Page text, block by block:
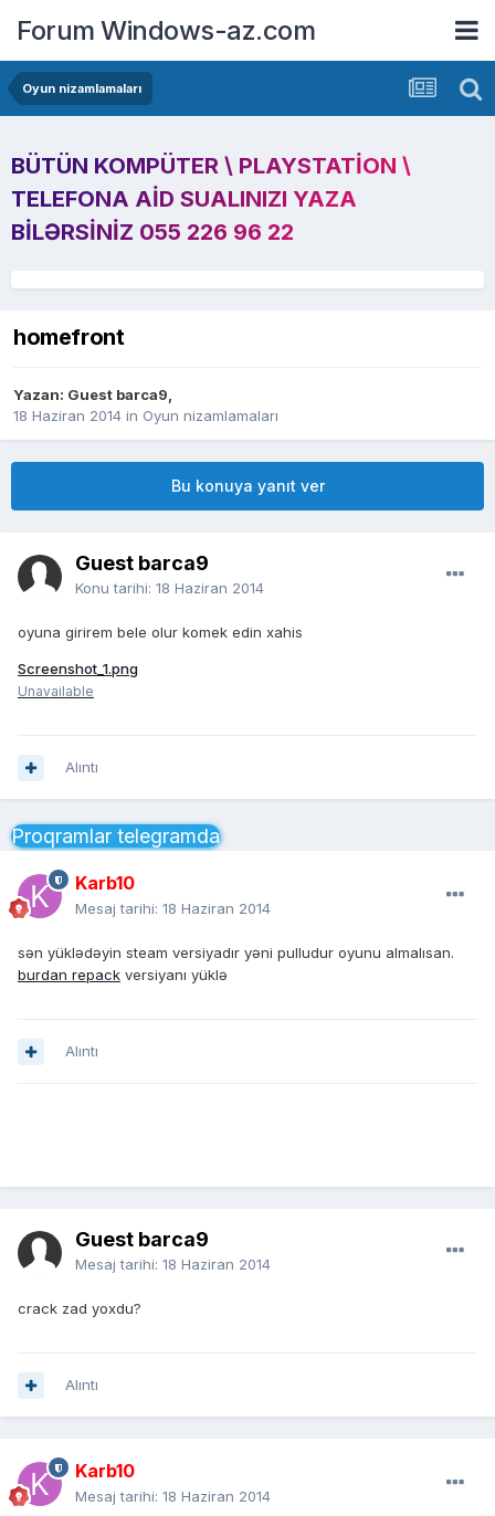
Forum Windows-az.com
Oyun nizamlamaları
BÜTÜN KOMPÜTER \ PLAYSTATION \
TELEFONA AID SUALINIZI YAZA
BILƏRSINIZ 055 226 96 22
homefront
Yazan: Guest barca9,
18 Haziran 2014 in Oyun nizamlamaları
Bu konuya yanıt ver
Guest barca9
Konu tarihi: 18 Haziran 2014
oyuna girirem bele olur komek edin xahis
Screenshot_1.png
Unavailable
Alıntı
Proqramlar telegramda
Karb10
Mesaj tarihi: 18 Haziran 2014
sən yüklədəyin steam versiyadır yəni pulludur oyunu almalısan.
burdan repack versiyanı yüklə
Alıntı
Guest barca9
Mesaj tarihi: 18 Haziran 2014
crack zad yoxdu?
Alıntı
Karb10
Mesaj tarihi: 18 Haziran 2014